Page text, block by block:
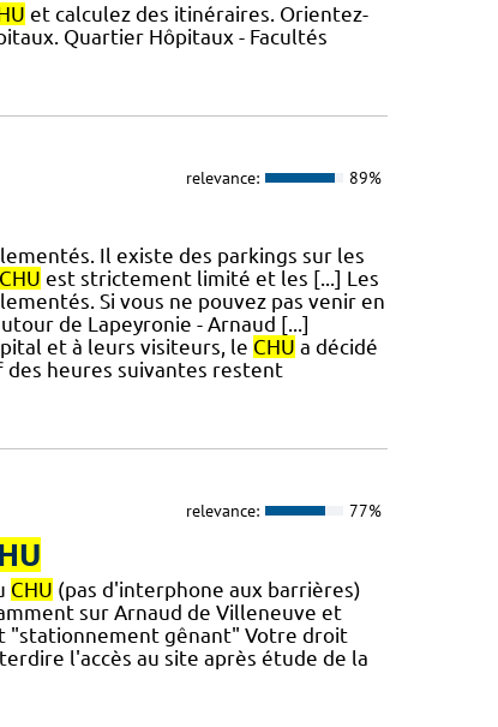
et calculez des itinéraires. Orientez-
Quartier Hôpitaux - Facultés
relevance: 89%
Il existe des parkings sur les
CHU est strictement limité et les [...] Les
Si vous ne pouvez pas venir en
de Lapeyronie - Arnaud [...]
et à leurs visiteurs, le CHU a décidé
heures suivantes restent
relevance: 77%
CHU (pas d'interphone aux barrières)
sur Arnaud de Villeneuve et
"stationnement gênant" Votre droit
l'accès au site après étude de la